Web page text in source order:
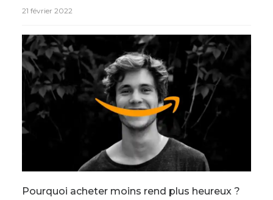
21 février 2022
Pourquoi acheter moins rend plus heureux ?